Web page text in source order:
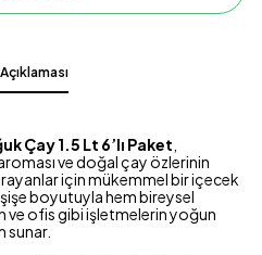
Çay 1.5 Lt 6’lı Paket
ve doğal çay özlerinin
için mükemmel bir içecek
boyutuyla hem bireysel
ofis gibi işletmelerin yoğun
sunar.